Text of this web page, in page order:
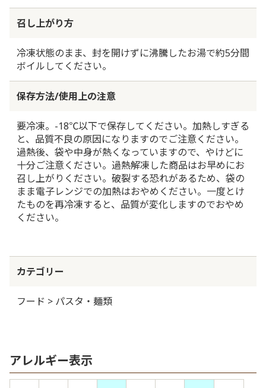
召し上がり方
冷凍状態のまま、封を開けずに沸騰したお湯で約5分間
ボイルしてください。
保存方法/使用上の注意
要冷凍。-18℃以下で保存してください。加熱しすぎる
と、品質不良の原因になりますのでご注意ください。
過熱後、袋や中身が熱くなっていますので、やけどに
十分ご注意ください。過熱解凍した商品はお早めにお
召し上がりください。破裂する恐れがあるため、袋の
まま電子レンジでの加熱はおやめください。一度とけ
たものを再冷凍すると、品質が変化しますのでおやめ
ください。
カテゴリー
フード > パスタ・麺類
アレルギー表示